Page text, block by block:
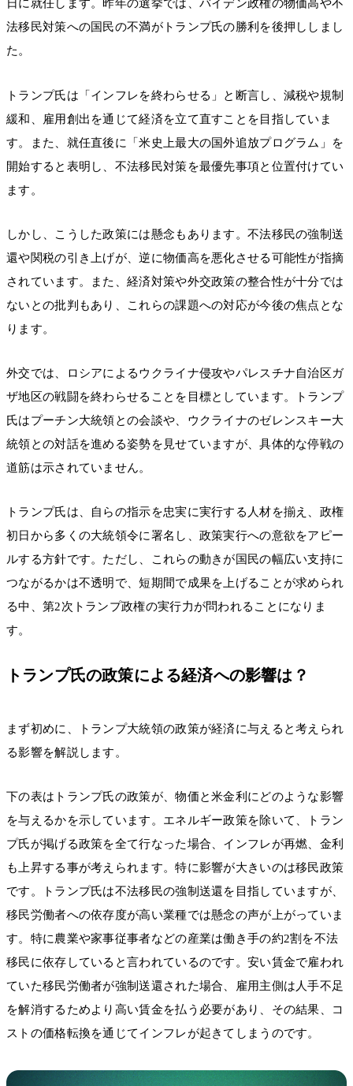
日に就任します。昨年の選挙では、バイデン政権の物価高や不
法移民対策への国民の不満がトランプ氏の勝利を後押ししまし
た。
トランプ氏は「インフレを終わらせる」と断言し、減税や規制
緩和、雇用創出を通じて経済を立て直すことを目指していま
す。また、就任直後に「米史上最大の国外追放プログラム」を
開始すると表明し、不法移民対策を最優先事項と位置付けてい
ます。
しかし、こうした政策には懸念もあります。不法移民の強制送
還や関税の引き上げが、逆に物価高を悪化させる可能性が指摘
されています。また、経済対策や外交政策の整合性が十分では
ないとの批判もあり、これらの課題への対応が今後の焦点とな
ります。
外交では、ロシアによるウクライナ侵攻やパレスチナ自治区ガ
ザ地区の戦闘を終わらせることを目標としています。トランプ
氏はプーチン大統領との会談や、ウクライナのゼレンスキー大
統領との対話を進める姿勢を見せていますが、具体的な停戦の
道筋は示されていません。
トランプ氏は、自らの指示を忠実に実行する人材を揃え、政権
初日から多くの大統領令に署名し、政策実行への意欲をアピー
ルする方針です。ただし、これらの動きが国民の幅広い支持に
つながるかは不透明で、短期間で成果を上げることが求められ
る中、第2次トランプ政権の実行力が問われることになりま
す。
トランプ氏の政策による経済への影響は？
まず初めに、トランプ大統領の政策が経済に与えると考えられ
る影響を解説します。
下の表はトランプ氏の政策が、物価と米金利にどのような影響
を与えるかを示しています。エネルギー政策を除いて、トラン
プ氏が掲げる政策を全て行なった場合、インフレが再燃、金利
も上昇する事が考えられます。特に影響が大きいのは移民政策
です。トランプ氏は不法移民の強制送還を目指していますが、
移民労働者への依存度が高い業種では懸念の声が上がっていま
す。特に農業や家事従事者などの産業は働き手の約2割を不法
移民に依存していると言われているのです。安い賃金で雇われ
ていた移民労働者が強制送還された場合、雇用主側は人手不足
を解消するためより高い賃金を払う必要があり、その結果、コ
ストの価格転換を通じてインフレが起きてしまうのです。